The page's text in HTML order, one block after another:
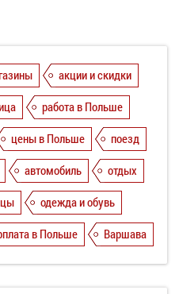
акции и скидки
работа в Польше
цены в Польше
поезд
автомобиль
отдых
одежда и обувь
в Польше Варшава